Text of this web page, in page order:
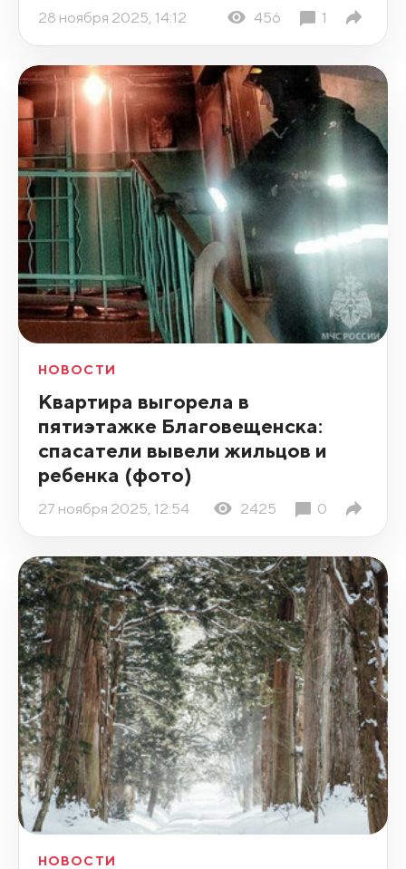
28 ноября 2025, 14:12 456 1
НОВОСТИ
Квартира выгорела в
пятиэтажке Благовещенска:
спасатели вывели жильцов и
ребенка (фото)
27 ноября 2025, 12:54 2425 0
НОВОСТИ